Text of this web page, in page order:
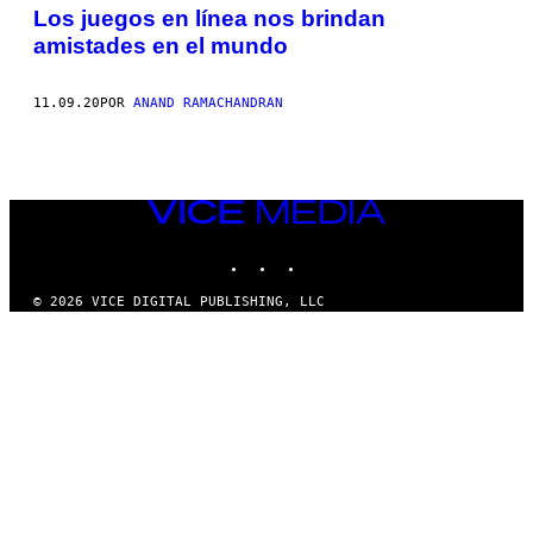
AUTHOR
Los juegos en línea nos brindan
amistades en el mundo
11.09.20POR ANAND RAMACHANDRAN
VICE
MEDIA
© 2026 VICE DIGITAL PUBLISHING, LLC